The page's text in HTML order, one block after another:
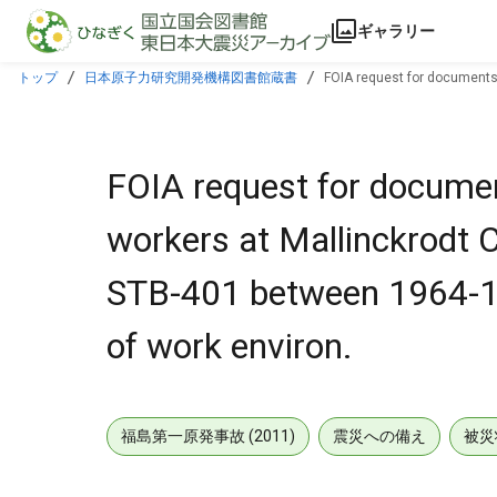
本文に飛ぶ
ギャラリー
トップ 日本原子力研究開発機構図書館蔵書
FOIA request for
FOIA request for
workers at Mallinckrodt
STB-401 between
of work environ.
福島第一原発事故 (2011) 震災への備え 被災